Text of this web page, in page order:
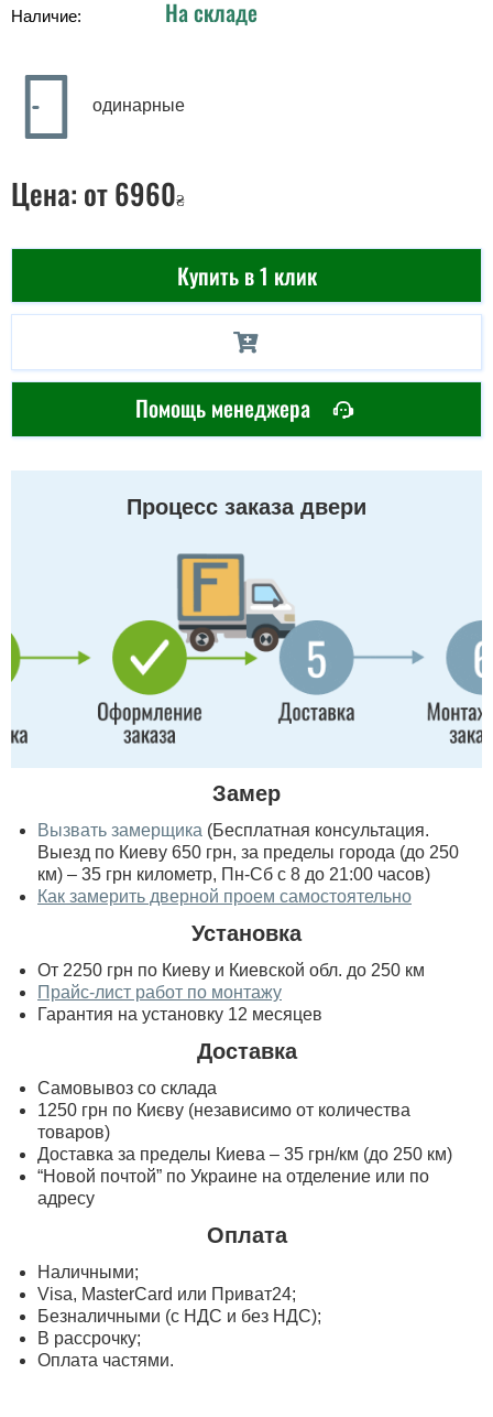
Наличие: На складе
одинарные
Цена: от 6960₴
Купить в 1 клик
Помощь менеджера
Процесс заказа двери
Замер
Вызвать замерщика (Бесплатная консультация.
Выезд по Киеву 650 грн, за пределы города (до 250
км) – 35 грн километр, Пн-Сб с 8 до 21:00 часов)
Как замерить дверной проем самостоятельно
Установка
От 2250 грн по Киеву и Киевской обл. до 250 км
Прайс-лист работ по монтажу
Гарантия на установку 12 месяцев
Доставка
Самовывоз со склада
1250 грн по Києву (независимо от количества
товаров)
Доставка за пределы Киева – 35 грн/км (до 250 км)
“Новой почтой” по Украине на отделение или по
адресу
Оплата
Наличными;
Visa, MasterСard или Приват24;
Безналичными (с НДС и без НДС);
В рассрочку;
Оплата частями.